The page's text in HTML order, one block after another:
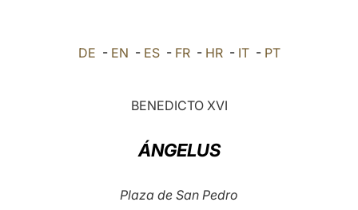
DE - EN - ES- FR- HR- IT- PT
BENEDICTO XVI
ÁNGELUS
Plaza de San Pedro